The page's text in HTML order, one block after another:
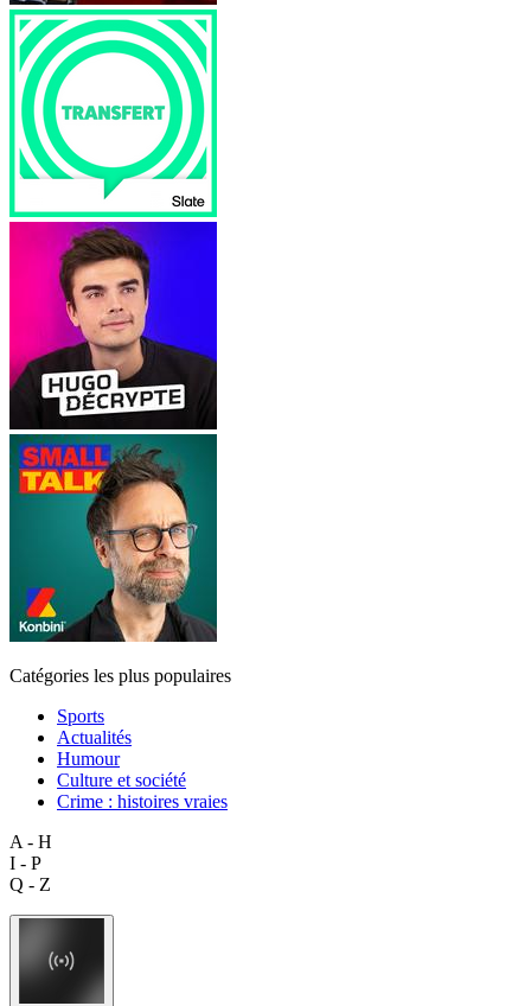
Catégories les plus populaires
Sports
Actualités
Humour
Culture et société
Crime : histoires vraies
A - H
I - P
Q - Z